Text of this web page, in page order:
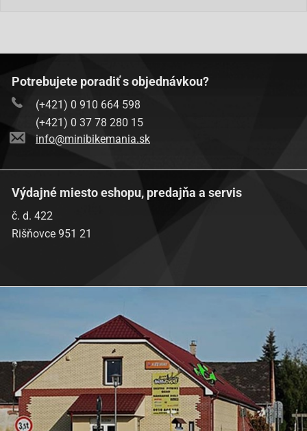
Potrebujete poradiť s objednávkou?
(+421) 0 910 664 598
(+421) 0 37 78 280 15
info@minibikemania.sk
Výdajné miesto eshopu, predajňa a servis
č. d. 422
Rišňovce 951 21